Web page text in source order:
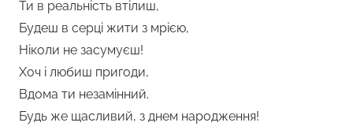
Ти в реальність втілиш,
Будеш в серці жити з мрією,
Ніколи не засумуєш!
Хоч і любиш пригоди,
Вдома ти незамінний.
Будь же щасливий, з днем народження!